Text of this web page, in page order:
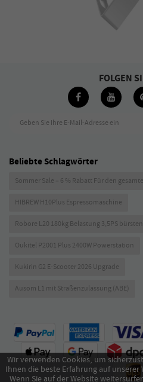
Geben Sie Ihre E-Mail-Adresse ein
FOLGEN
Wir verwenden Cookies, um
Ihnen die beste Erfahrung auf unserer
Wenn Sie auf der Website
Beliebte Schlagwörter
Sommer Sale – 6 % Rabatt Für den
HIBREW H10Plus Espressomaschine
Robore L20 180kg Belastung 3,5PS
Oukitel P2001 Plus 2400W Powerstation
Kukirin G2 E-Scooter 2026 Upgrade
Ausom L1 mit Straßenzulassung (ABE)